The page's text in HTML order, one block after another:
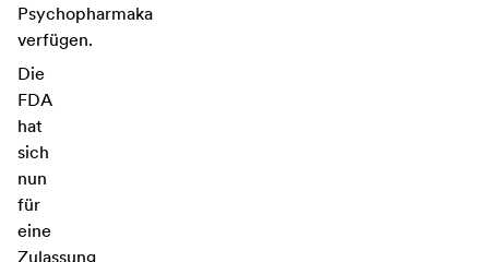
Psychopharmaka
verfügen.
Die
FDA
hat
sich
nun
für
eine
Zulassung